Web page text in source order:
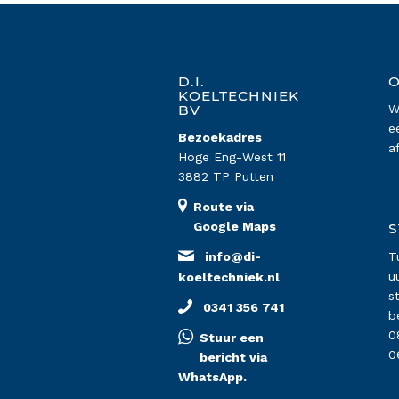
D.I.
KOELTECHNIEK
BV
Bezoekadres
Hoge Eng-West 11
3882 TP Putten
Route via
Google Maps
info@di-
koeltechniek.nl
0341 356 741
Stuur een
bericht via
WhatsApp.